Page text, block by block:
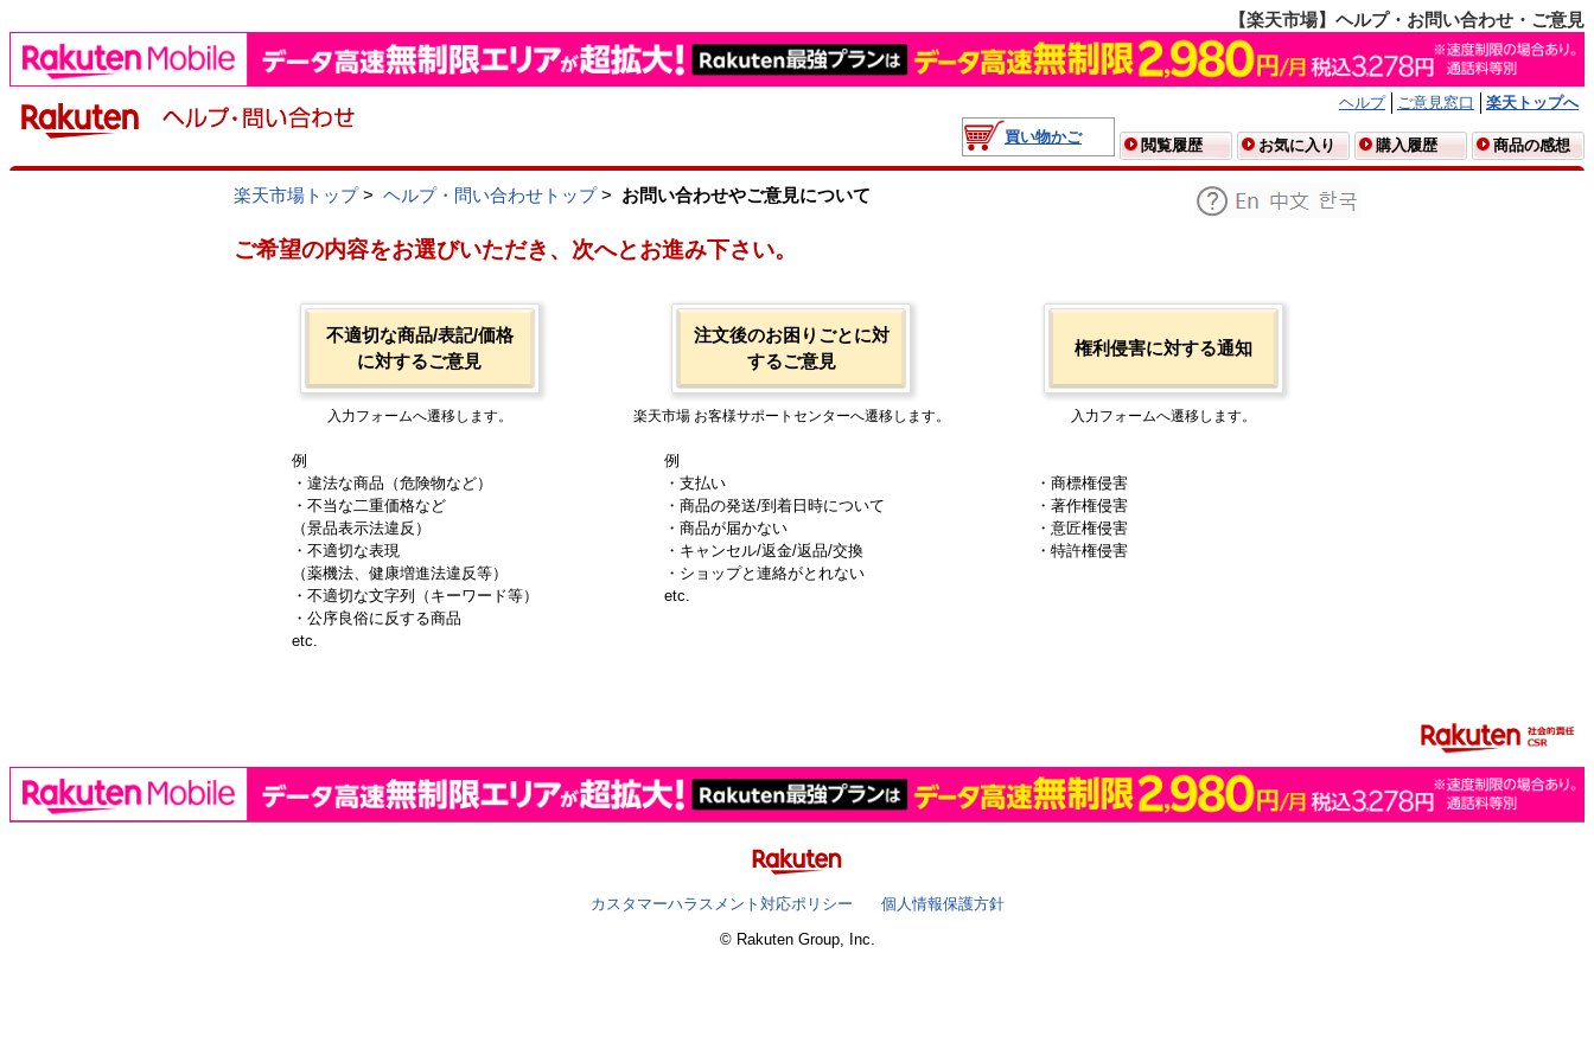
【楽天市場】ヘルプ・お問い合わせ・ご意見
ヘルプ ご意見窓口
楽天トップへ
買い物かご
閲覧履歴 お気に入り 購入履歴 商品の感想
楽天市場トップ> ヘルプ・問い合わせトップ> お問い合わせやご意見について
ご希望の内容をお選びいただき、次へとお進み下さい。
不適切な商品/表記/価格
に対するご意見
入力フォームへ遷移します。
例
・違法な商品（危険物など）
・不当な二重価格など
（景品表示法違反）
・不適切な表現
（薬機法、健康増進法違反等）
・不適切な文字列（キーワード等）
・公序良俗に反する商品
etc.
注文後のお困りごとに対
するご意見
楽天市場 お客様サポートセンターへ遷移します。
例
・支払い
・商品の発送/到着日時について
・商品が届かない
・キャンセル/返金/返品/交換
・ショップと連絡がとれない
etc.
権利侵害に対する通知
入力フォームへ遷移します。
・商標権侵害
・著作権侵害
・意匠権侵害
・特許権侵害
カスタマーハラスメント対応ポリシー
個人情報保護方針
© Rakuten Group, Inc.